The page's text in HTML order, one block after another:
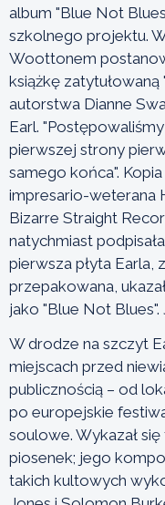
album "Blue Not
szkolnego projektu.
Woottonem
książkę zatytułowaną
autorstwa Dianne
Earl.
pierwszej strony
samego końca".
impresario-weterana
Bizarre Straight
natychmiast
pierwsza płyta Earla,
przepakowana,
jako "Blue Not
W drodze na szczyt
miejscach przed
publicznością – od
po europejskie
soulowe. Wykazał
piosenek; jego
takich kultowych